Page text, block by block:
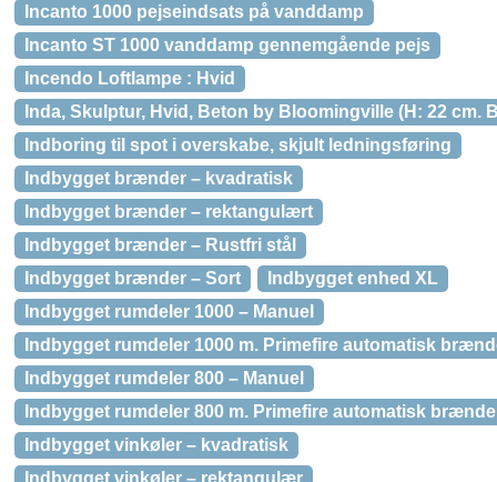
Incanto 1000 pejseindsats på vanddamp
Incanto ST 1000 vanddamp gennemgående pejs
Incendo Loftlampe : Hvid
Inda, Skulptur, Hvid, Beton by Bloomingville (H: 22 cm.
Indboring til spot i overskabe, skjult ledningsføring
Indbygget brænder – kvadratisk
Indbygget brænder – rektangulært
Indbygget brænder – Rustfri stål
Indbygget brænder – Sort
Indbygget enhed XL
Indbygget rumdeler 1000 – Manuel
Indbygget rumdeler 1000 m. Primefire automatisk
Indbygget rumdeler 800 – Manuel
Indbygget rumdeler 800 m. Primefire automatisk
Indbygget vinkøler – kvadratisk
Indbygget vinkøler – rektangulær